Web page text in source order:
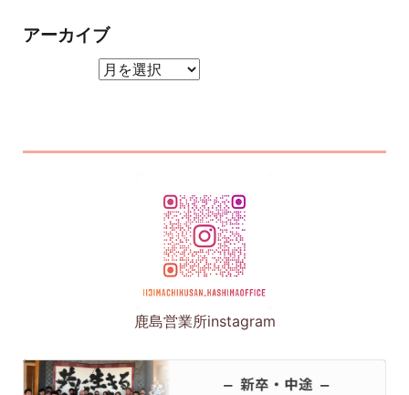
アーカイブ
鹿島営業所instagram